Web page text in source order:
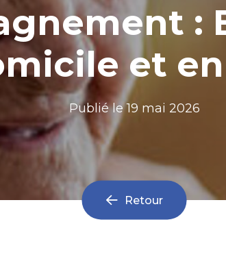
:
et en
Publié le19 mai 2026
Retour